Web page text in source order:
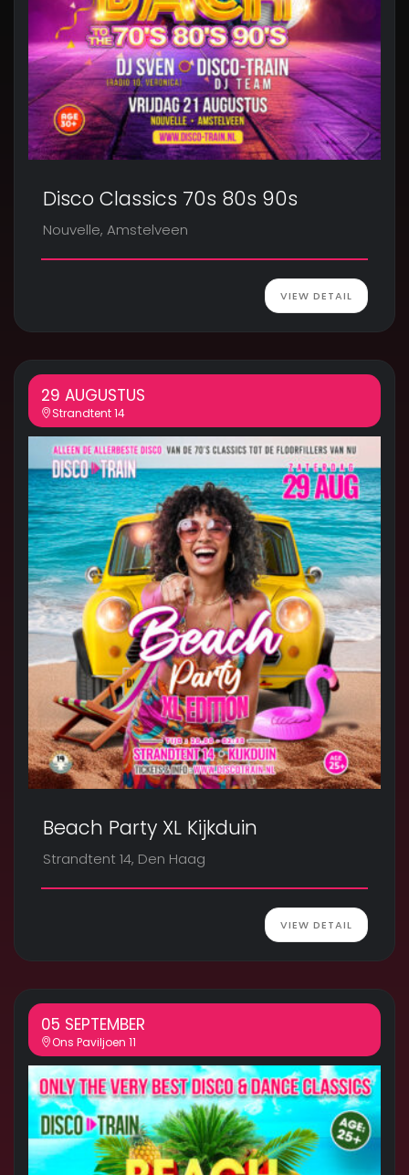
Disco Classics 70s 80s 90s
Nouvelle, Amstelveen
VIEW DETAIL
29 AUGUSTUS
Strandtent 14
Beach Party XL Kijkduin
Strandtent 14, Den Haag
VIEW DETAIL
05 SEPTEMBER
Ons Paviljoen 11